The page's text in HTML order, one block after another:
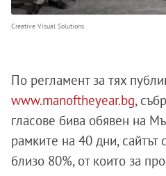
Creative Visual Solutions
По регламент за тях
www.manoftheyear.bg,
гласове бива обявен на
рамките на 40 дни, сайтът
близо 80%, от които за